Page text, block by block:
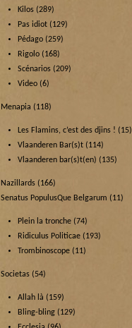
Kilos (289)
Pas idiot (129)
Pédago (259)
Rigolo (168)
Scénarios (209)
Video (6)
Menapia (118)
Les Flamins, c’est des djins ! (15)
Vlaanderen Bar(s)t (114)
Vlaanderen bar(s)t(en) (135)
Nazillards (166)
Senatus PopulusQue Belgarum (11)
Plein la tronche (74)
Ridiculus Politicae (193)
Trombinoscope (11)
Societas (54)
Allah là (159)
Bling-bling (129)